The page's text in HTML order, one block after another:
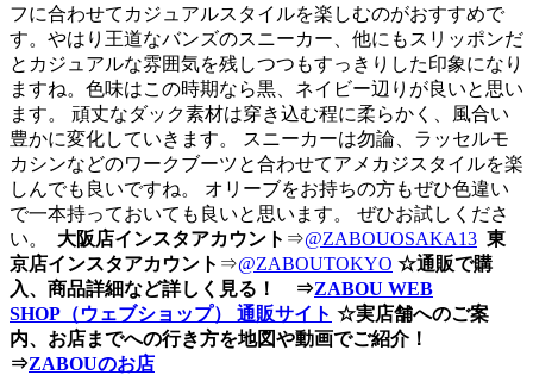
フに合わせてカジュアルスタイルを楽しむのがおすすめで
す。やはり王道なバンズのスニーカー、他にもスリッポンだ
とカジュアルな雰囲気を残しつつもすっきりした印象になり
ますね。色味はこの時期なら黒、ネイビー辺りが良いと思い
ます。 頑丈なダック素材は穿き込む程に柔らかく、風合い
豊かに変化していきます。 スニーカーは勿論、ラッセルモ
カシンなどのワークブーツと合わせてアメカジスタイルを楽
しんでも良いですね。 オリーブをお持ちの方もぜひ色違い
で一本持っておいても良いと思います。 ぜひお試しくださ
い。
大阪店インスタアカウント ⇒@ZABOUOSAKA13 東
京店インスタアカウント ⇒@ZABOUTOKYO ☆通販で購
入、商品詳細など詳しく見る！ ⇒ZABOU WEB
SHOP（ウェブショップ） 通販サイト ☆実店舗へのご案
内、お店までへの行き方を地図や動画でご紹介！
⇒ZABOUのお店